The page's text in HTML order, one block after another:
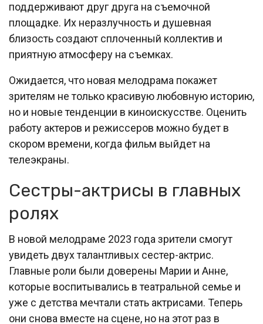
поддерживают друг друга на съемочной
площадке. Их неразлучность и душевная
близость создают сплоченный коллектив и
приятную атмосферу на съемках.
Ожидается, что новая мелодрама покажет
зрителям не только красивую любовную историю,
но и новые тенденции в киноискусстве. Оценить
работу актеров и режиссеров можно будет в
скором времени, когда фильм выйдет на
телеэкраны.
Сестры-актрисы в главных
ролях
В новой мелодраме 2023 года зрители смогут
увидеть двух талантливых сестер-актрис.
Главные роли были доверены Марии и Анне,
которые воспитывались в театральной семье и
уже с детства мечтали стать актрисами. Теперь
они снова вместе на сцене, но на этот раз в